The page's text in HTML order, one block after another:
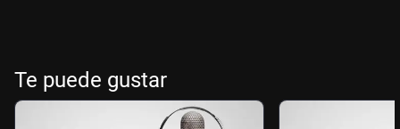
Te puede gustar